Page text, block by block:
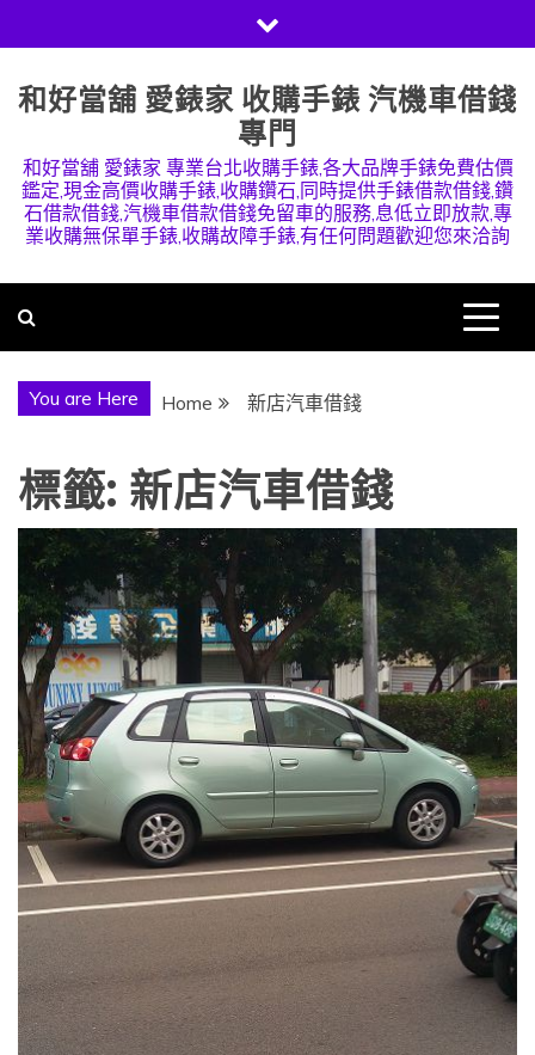
to
content
和好當舖 愛錶家 收購手錶 汽機車借錢
專門
和好當舖 愛錶家 專業台北收購手錶,各大品牌手錶免費估價
鑑定,現金高價收購手錶,收購鑽石,同時提供手錶借款借錢,鑽
石借款借錢,汽機車借款借錢免留車的服務,息低立即放款,專
業收購無保單手錶,收購故障手錶,有任何問題歡迎您來洽詢
You are Here Home 新店汽車借錢
標籤: 新店汽車借錢